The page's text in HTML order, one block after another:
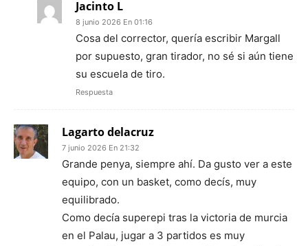
Jacinto L
8 junio 2026 En 01:16
Cosa del corrector, quería escribir Margall
por supuesto, gran tirador, no sé si aún tiene
su escuela de tiro.
Respuesta
Lagarto delacruz
7 junio 2026 En 21:32
Grande penya, siempre ahí. Da gusto ver a este
equipo, con un basket, como decís, muy
equilibrado.
Como decía superepi tras la victoria de murcia
en el Palau, jugar a 3 partidos es muy